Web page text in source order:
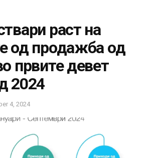
раст на
од продажба од
првите девет
2024
4, 2024